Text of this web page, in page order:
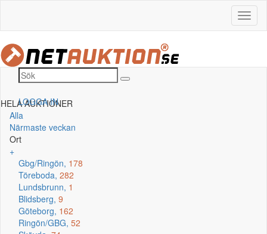
LOGGA IN
HELA AUKTIONER
Alla
Närmaste veckan
Ort
+
Gbg/Ringön, 178
Töreboda, 282
Lundsbrunn, 1
Blidsberg, 9
Göteborg, 162
Ringön/GBG, 52